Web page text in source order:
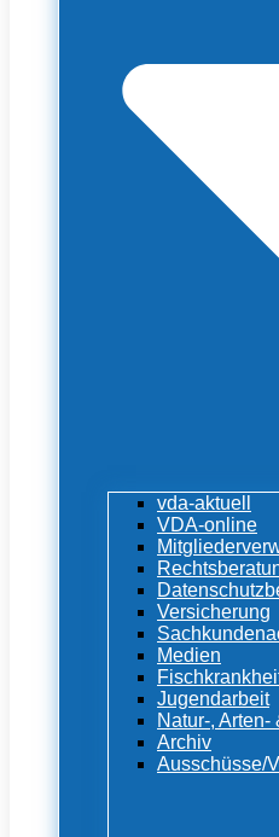
vda-aktuell
VDA-online
Versicherung
Medien
Jugendarbeit
Natur-, Arten-
Archiv
Ausschüsse/